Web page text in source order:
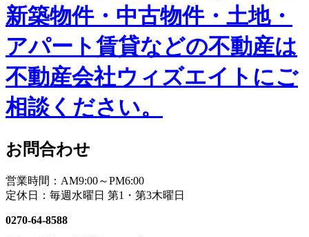
お問合わせ
営業時間：AM9:00～PM6:00
定休日：毎週水曜日 第1・第3木曜日
0270-64-8588